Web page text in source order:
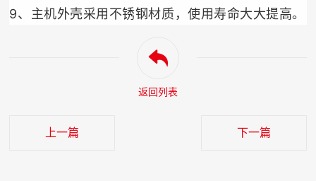
9、主机外壳采用不锈钢材质，使用寿命大大提高。
返回列表
上一篇 下一篇